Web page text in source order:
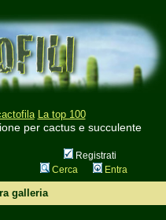
La top 100
per cactus e succulente
Registrati
Cerca Entra
galleria